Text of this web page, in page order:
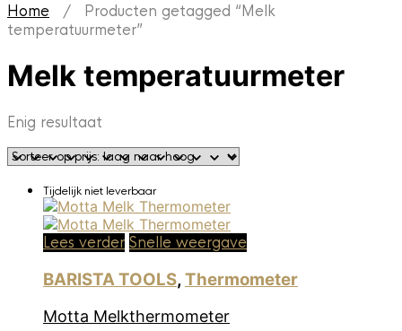
Home / Producten getagged “Melk
temperatuurmeter”
Melk temperatuurmeter
Enig resultaat
Tijdelijk niet leverbaar
Lees verder Snelle weergave
BARISTA TOOLS,Thermometer
Motta Melkthermometer